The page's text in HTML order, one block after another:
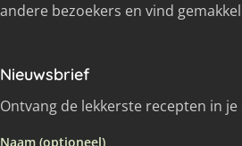
andere bezoekers en vind
Nieuwsbrief
Ontvang de lekkerste recepten in je
Naam (optioneel)